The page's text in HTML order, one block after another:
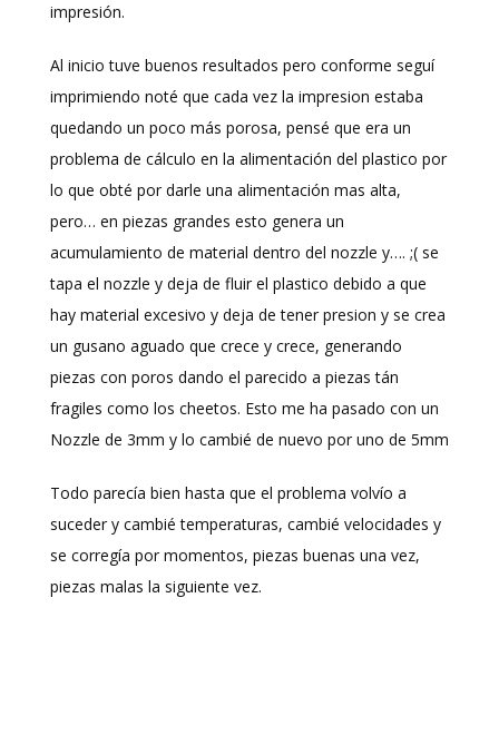
impresión.
Al inicio tuve buenos resultados pero conforme seguí
imprimiendo noté que cada vez la impresion estaba
quedando un poco más porosa, pensé que era un
problema de cálculo en la alimentación del plastico por
lo que obté por darle una alimentación mas alta,
pero… en piezas grandes esto genera un
acumulamiento de material dentro del nozzle y…. ;( se
tapa el nozzle y deja de fluir el plastico debido a que
hay material excesivo y deja de tener presion y se crea
un gusano aguado que crece y crece, generando
piezas con poros dando el parecido a piezas tán
fragiles como los cheetos. Esto me ha pasado con un
Nozzle de 3mm y lo cambié de nuevo por uno de 5mm
Todo parecía bien hasta que el problema volvío a
suceder y cambié temperaturas, cambié velocidades y
se corregía por momentos, piezas buenas una vez,
piezas malas la siguiente vez.